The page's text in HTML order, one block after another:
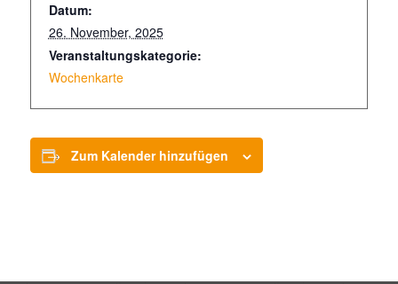
Datum:
26. November, 2025
Veranstaltungskategorie:
Wochenkarte
Zum Kalender hinzufügen